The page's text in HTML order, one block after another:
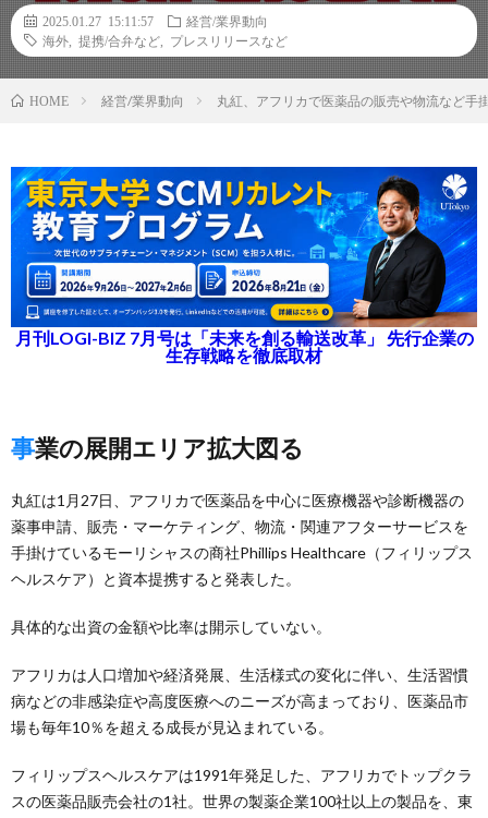
2025.01.27 15:11:57
経営/業界動向
海外
提携/合弁など プレスリリースなど
HOME 経営/業界動向 丸紅、アフリカで医薬品の販売や物流など手
月刊LOGI-BIZ 7月号は「未来を創る輸送改革」 先行企業の
生存戦略を徹底取材
事業の展開エリア拡大図る
丸紅は1月27日、アフリカで医薬品を中心に医療機器や診断機器の
薬事申請、販売・マーケティング、物流・関連アフターサービスを
手掛けているモーリシャスの商社Phillips Healthcare（フィリップス
ヘルスケア）と資本提携すると発表した。
具体的な出資の金額や比率は開示していない。
アフリカは人口増加や経済発展、生活様式の変化に伴い、生活習慣
病などの非感染症や高度医療へのニーズが高まっており、医薬品市
場も毎年10％を超える成長が見込まれている。
フィリップスヘルスケアは1991年発足した、アフリカでトップクラ
スの医薬品販売会社の1社。世界の製薬企業100社以上の製品を、東